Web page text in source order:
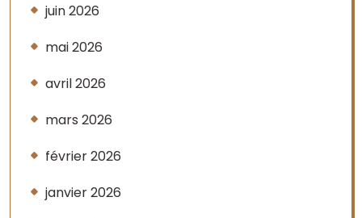
juin 2026
mai 2026
avril 2026
mars 2026
février 2026
janvier 2026